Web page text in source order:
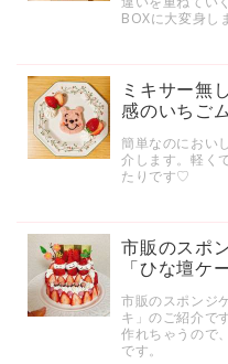
BOXに大変身し
ミキサー無
感のいちご
簡単なのにおい
介します。軽く
たりです♡
市販のスポ
「ひな壇ケ
市販のスポンジ
キ」のご紹介で
作れちゃうので
です。